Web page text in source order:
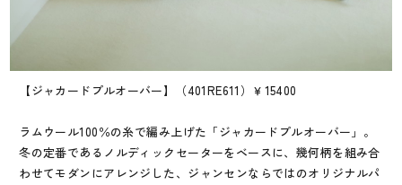
【ジャカードプルオーバー】（401RE611）￥15400
ラムウール100％の糸で編み上げた「ジャカードプルオーバー」。
冬の定番であるノルディックセーターをベースに、幾何柄を組み合
わせてモダンにアレンジした、ジャンセンならではのオリジナルパ